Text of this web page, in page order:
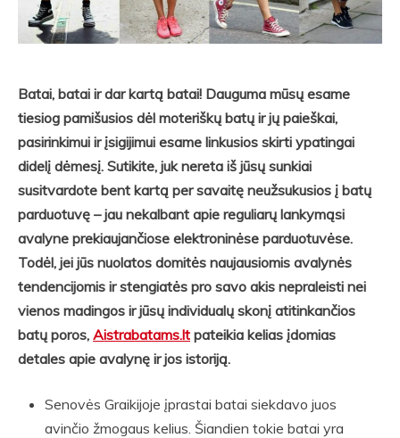
Batai, batai ir dar kartą batai! Dauguma mūsų esame
tiesiog pamišusios dėl moteriškų batų ir jų paieškai,
pasirinkimui ir įsigijimui esame linkusios skirti ypatingai
didelį dėmesį. Sutikite, juk nereta iš jūsų sunkiai
susitvardote bent kartą per savaitę neužsukusios į batų
parduotuvę – jau nekalbant apie reguliarų lankymąsi
avalyne prekiaujančiose elektroninėse parduotuvėse.
Todėl, jei jūs nuolatos domitės naujausiomis avalynės
tendencijomis ir stengiatės pro savo akis nepraleisti nei
vienos madingos ir jūsų individualų skonį atitinkančios
batų poros, Aistrabatams.lt pateikia kelias įdomias
detales apie avalynę ir jos istoriją.
Senovės Graikijoje įprastai batai siekdavo juos
avinčio žmogaus kelius. Šiandien tokie batai yra